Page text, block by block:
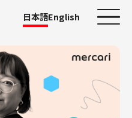
日本語English